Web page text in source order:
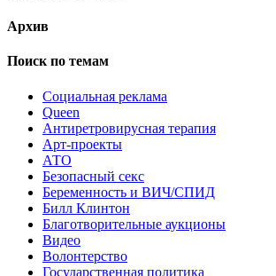
Архив
Поиск по темам
Cоциальная реклама
Queen
Антиретровирусная терапия
Арт-проекты
АТО
Безопасный секс
Беременность и ВИЧ/СПИД
Билл Клинтон
Благотворительные аукционы
Видео
Волонтерство
Государственная политика